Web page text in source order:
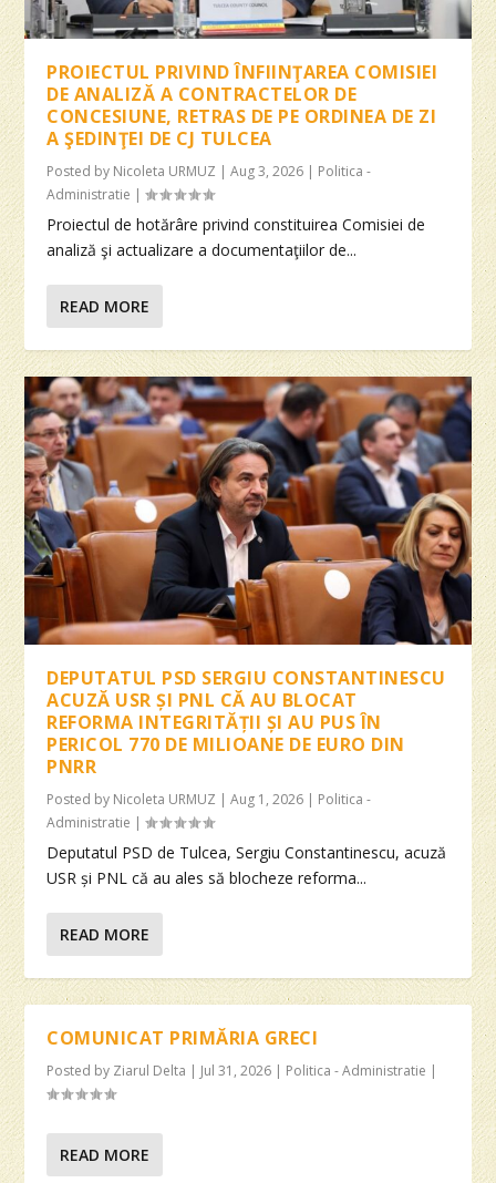
PROIECTUL PRIVIND ÎNFIINŢAREA COMISIEI
DE ANALIZĂ A CONTRACTELOR DE
CONCESIUNE, RETRAS DE PE ORDINEA DE ZI
A ŞEDINŢEI DE CJ TULCEA
Posted by Nicoleta URMUZ |Aug 3, 2026 | Politica -
Administratie |
Proiectul de hotărâre privind constituirea Comisiei de
analiză şi actualizare a documentaţiilor de...
READ MORE
DEPUTATUL PSD SERGIU CONSTANTINESCU
ACUZĂ USR ȘI PNL CĂ AU BLOCAT
REFORMA INTEGRITĂȚII ȘI AU PUS ÎN
PERICOL 770 DE MILIOANE DE EURO DIN
PNRR
Posted by Nicoleta URMUZ |Aug 1, 2026 | Politica -
Administratie |
Deputatul PSD de Tulcea, Sergiu Constantinescu, acuză
USR și PNL că au ales să blocheze reforma...
READ MORE
COMUNICAT PRIMĂRIA GRECI
Posted by Ziarul Delta | Jul 31, 2026 | Politica - Administratie |
READ MORE